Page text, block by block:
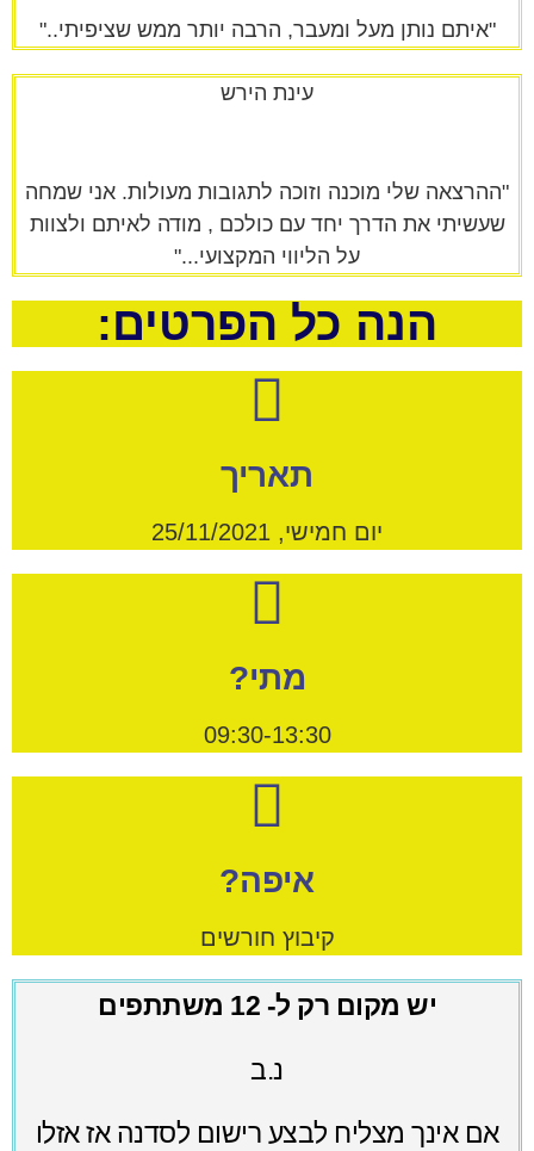
"איתם נותן מעל ומעבר, הרבה יותר ממש שציפיתי.."
עינת הירש
"ההרצאה שלי מוכנה וזוכה לתגובות מעולות. אני שמחה
שעשיתי את הדרך יחד עם כולכם , מודה לאיתם ולצוות
על הליווי המקצועי..."
הנה כל הפרטים:
תאריך
יום חמישי, 25/11/2021
מתי?
09:30-13:30
איפה?
קיבוץ חורשים
יש מקום רק ל- 12 משתתפים
נ.ב
אם אינך מצליח לבצע רישום לסדנה אז אזלו